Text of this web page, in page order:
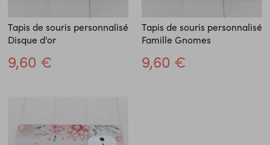
Tapis de souris personnalisé
Disque d'or
9,60 €
Tapis de souris personnalisé
Famille Gnomes
9,60 €